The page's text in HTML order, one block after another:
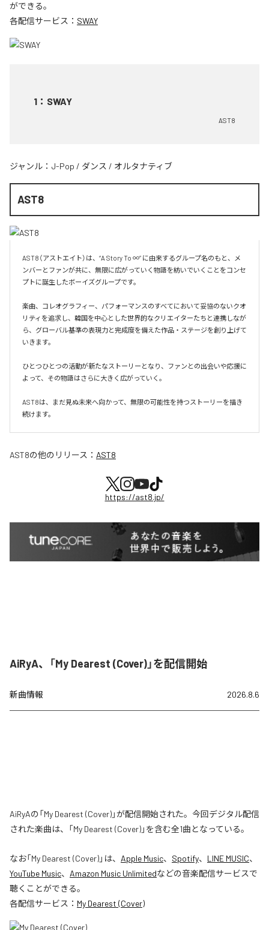
ができる。
各配信サービス： SWAY
1 ： SWAY
AST8
ジャンル： J-Pop / ダンス / オルタナティブ
AST8
AST8（アストエイト）は、“A Story To ∞” に由来するグループ名のもと、メ
ンバーとファンが共に、無限に広がっていく物語を紡いでいくことをコンセ
プトに誕生したボーイズグループです。
楽曲、コレオグラフィー、パフォーマンスのすべてにおいて妥協のないクオ
リティを追求し、韓国を中心とした世界的なクリエイターたちと連携しなが
ら、グローバル基準の表現力と完成度を備えた作品・ステージを創り上げて
いきます。
ひとつひとつの活動が新たなストーリーとなり、ファンとの出会いや応援に
よって、その物語はさらに大きく広がっていく。
AST8は、まだ見ぬ未来へ向かって、無限の可能性を持つストーリーを描き
続けます。
AST8の他のリリース： AST8
https://ast8.jp/
AiRyA、「My Dearest (Cover)」を配信開始
新曲情報 2026.8.6
AiRyAの「My Dearest (Cover)」が配信開始された。今回デジタル配信
された楽曲は、「My Dearest (Cover)」を含む全1曲となっている。
なお「My Dearest (Cover)」は、 Apple Music、 Spotify、 LINE MUSIC、
YouTube Music、 Amazon Music Unlimitedなどの音楽配信サービスで
聴くことができる。
各配信サービス： My Dearest (Cover)